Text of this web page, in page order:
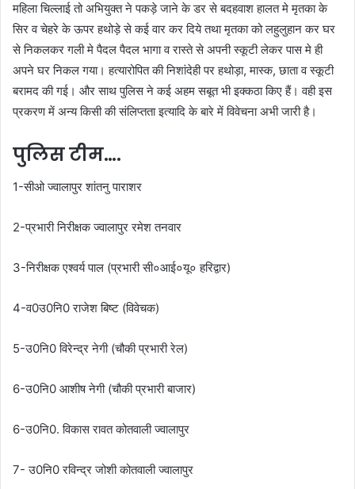
महिला चिल्लाई तो अभियुक्त ने पकड़े जाने के डर से बदहवाश हालत मे मृतका के
सिर व चेहरे के ऊपर हथोड़े से कई वार कर दिये तथा मृतका को लहुलुहान कर घर
से निकलकर गली मे पैदल पैदल भागा व रास्ते से अपनी स्कूटी लेकर पास मे ही
अपने घर निकल गया। हत्यारोपित की निशांदेही पर हथोड़ा, मास्क, छाता व स्कूटी
बरामद की गई। और साथ पुलिस ने कई अहम सबूत भी इक्कठा किए हैं। वही इस
प्रकरण में अन्य किसी की संलिप्तता इत्यादि के बारे में विवेचना अभी जारी है।
पुलिस टीम….
1-सीओ ज्वालापुर शांतनु पाराशर
2-प्रभारी निरीक्षक ज्वालापुर रमेश तनवार
3-निरीक्षक एश्वर्य पाल (प्रभारी सी०आई०यू० हरिद्वार)
4-व0उ0नि0 राजेश बिष्ट (विवेचक)
5-उ0नि0 विरेन्द्र नेगी (चौकी प्रभारी रेल)
6-उ0नि0 आशीष नेगी (चौकी प्रभारी बाजार)
6-उ0नि0. विकास रावत कोतवाली ज्वालापुर
7- उ0नि0 रविन्द्र जोशी कोतवाली ज्वालापुर